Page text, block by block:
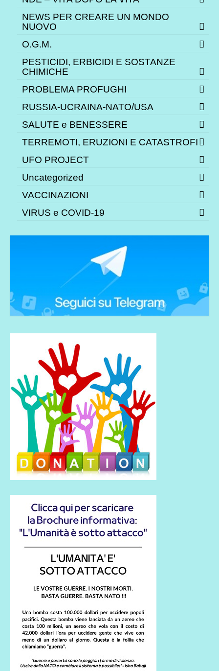
NEWS PER CREARE UN MONDO
NUOVO
O.G.M.
PESTICIDI, ERBICIDI E SOSTANZE
CHIMICHE
PROBLEMA PROFUGHI
RUSSIA-UCRAINA-NATO/USA
SALUTE e BENESSERE
TERREMOTI, ERUZIONI E CATASTROFI
UFO PROJECT
Uncategorized
VACCINAZIONI
VIRUS e COVID-19